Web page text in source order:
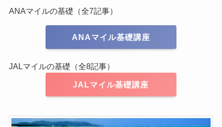
ANAマイルの基礎（全7記事）
ANAマイル基礎講座
JALマイルの基礎（全8記事）
JALマイル基礎講座